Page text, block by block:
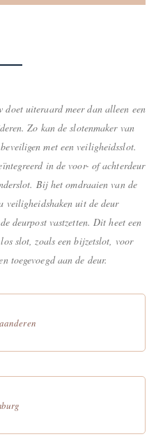
doet uiteraard meer dan alleen een
Zo kan de slotenmaker van
met een veiligheidsslot.
in de voor- of achterdeur
Bij het omdraaien van de
veiligheidshaken uit de deur
deurpost vastzetten. Dit heet een
slot, zoals een bijzetslot, voor
toegevoegd aan de deur.